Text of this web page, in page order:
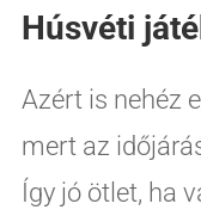
Húsvéti
Azért is nehéz
mert az
Így jó ötlet, ha